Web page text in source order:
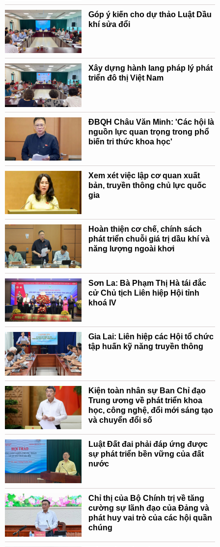
Góp ý kiến cho dự thảo Luật Dầu
khí sửa đổi
Xây dựng hành lang pháp lý phát
triển đô thị Việt Nam
ĐBQH Châu Văn Minh: 'Các hội là
nguồn lực quan trọng trong phổ
biến tri thức khoa học'
Xem xét việc lập cơ quan xuất
bản, truyền thông chủ lực quốc
gia
Hoàn thiện cơ chế, chính sách
phát triển chuỗi giá trị dầu khí và
năng lượng ngoài khơi
Sơn La: Bà Phạm Thị Hà tái đắc
cử Chủ tịch Liên hiệp Hội tỉnh
khoá IV
Gia Lai: Liên hiệp các Hội tổ chức
tập huấn kỹ năng truyền thông
Kiện toàn nhân sự Ban Chỉ đạo
Trung ương về phát triển khoa
học, công nghệ, đổi mới sáng tạo
và chuyển đổi số
Luật Đất đai phải đáp ứng được
sự phát triển bền vững của đất
nước
Chỉ thị của Bộ Chính trị về tăng
cường sự lãnh đạo của Đảng và
phát huy vai trò của các hội quần
chúng